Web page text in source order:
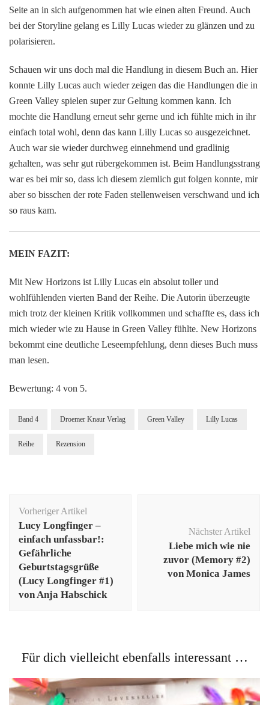
Seite an in sich aufgenommen hat wie einen alten Freund. Auch
bei der Storyline gelang es Lilly Lucas wieder zu glänzen und zu
polarisieren.
Schauen wir uns doch mal die Handlung in diesem Buch an. Hier
konnte Lilly Lucas auch wieder zeigen das die Handlungen die in
Green Valley spielen super zur Geltung kommen kann. Ich
mochte die Handlung erneut sehr gerne und ich fühlte mich in ihr
einfach total wohl, denn das kann Lilly Lucas so ausgezeichnet.
Auch war sie wieder durchweg einnehmend und gradlinig
gehalten, was sehr gut rübergekommen ist. Beim Handlungsstrang
war es bei mir so, dass ich diesem ziemlich gut folgen konnte, mir
aber so bisschen der rote Faden stellenweisen verschwand und ich
so raus kam.
MEIN FAZIT:
Mit New Horizons ist Lilly Lucas ein absolut toller und
wohlfühlenden vierten Band der Reihe. Die Autorin überzeugte
mich trotz der kleinen Kritik vollkommen und schaffte es, dass ich
mich wieder wie zu Hause in Green Valley fühlte. New Horizons
bekommt eine deutliche Leseempfehlung, denn dieses Buch muss
man lesen.
Bewertung: 4 von 5.
Band 4 Droemer Knaur Verlag Green Valley Lilly Lucas
Reihe Rezension
Vorheriger Artikel
Lucy Longfinger –
einfach unfassbar!:
Gefährliche
Geburtstagsgrüße
(Lucy Longfinger #1)
von Anja Habschick
Nächster Artikel
Liebe mich wie nie
zuvor (Memory #2)
von Monica James
Für dich vielleicht ebenfalls interessant …